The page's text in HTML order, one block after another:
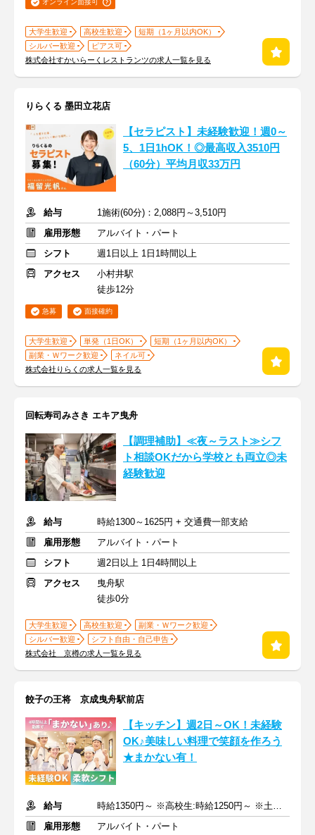
オンライン面接可
大学生歓迎 高校生歓迎
短期（1ヶ月以内OK）
シルバー歓迎
ピアス可
株式会社すかいらーくレストランツの求人一覧を見る
りらくる 墨田立花店
【セラピスト】未経験歓迎！週0～
5、1日1hOK！◎最高収入3510円
（60分）平均月収33万円
給与
1施術(60分)：2,088円～3,510円
雇用形態
アルバイト・パート
シフト
週1日以上 1日1時間以上
アクセス
小村井駅
徒歩12分
急募 面接確約
大学生歓迎 単発（1日OK）
短期（1ヶ月以内OK）
副業・Ｗワーク歓迎
ネイル可
株式会社りらくの求人一覧を見る
回転寿司みさき エキア曳舟
【調理補助】≪夜～ラスト≫シフ
ト相談OKだから学校とも両立◎未
経験歓迎
給与
時給1300～1625円 + 交通費一部支給
雇用形態
アルバイト・パート
シフト
週2日以上 1日4時間以上
アクセス
曳舟駅
徒歩0分
大学生歓迎 高校生歓迎
副業・Ｗワーク歓迎
シルバー歓迎
シフト自由・自己申告
株式会社 京樽の求人一覧を見る
餃子の王将 京成曳舟駅前店
【キッチン】週2日～OK！未経験
OK♪美味しい料理で笑顔を作ろう
★まかない有！
給与
時給1350円～ ※高校生:時給1250円～ ※土日祝+100円
雇用形態
アルバイト・パート